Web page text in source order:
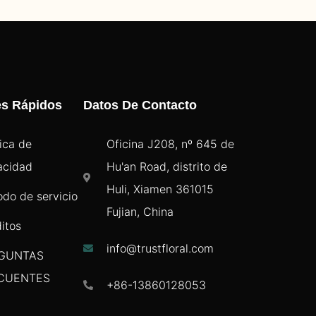
Rápidos
de
de servicio
Datos De Contacto
Oficina J208, nº 645 de
Hu'an Road, distrito de
Huli, Xiamen 361015
Fujian, China
info@trustfloral.com
+86-13860128053